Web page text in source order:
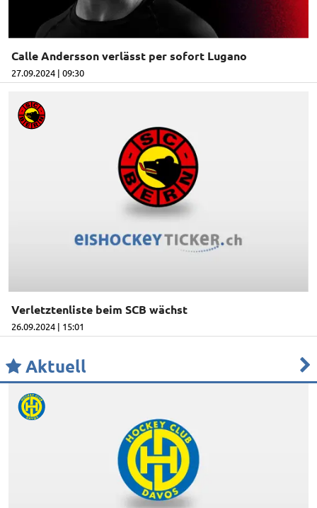
Calle Andersson verlässt per sofort Lugano
27.09.2024 | 09:30
Verletztenliste beim SCB wächst
26.09.2024 | 15:01
Aktuell